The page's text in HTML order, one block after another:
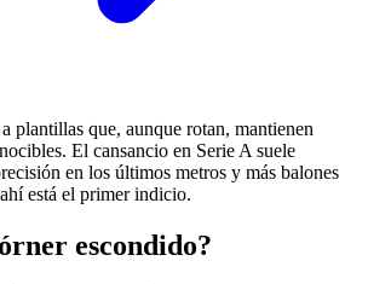
plantillas que, aunque rotan, mantienen
El cansancio en Serie A suele
en los últimos metros y más balones
está el primer indicio.
escondido?